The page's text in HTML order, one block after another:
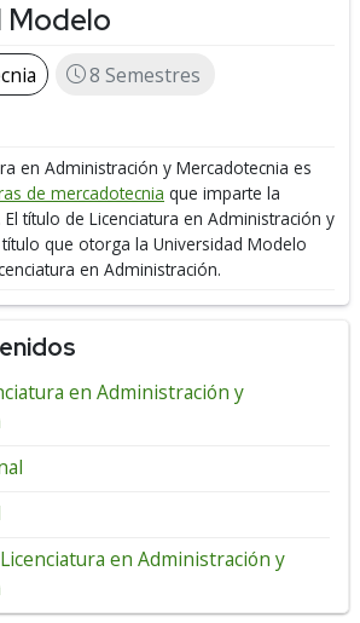
Modelo
8 Semestres
en Administración y Mercadotecnia es
de mercadotecnia que imparte la
El título de Licenciatura en Administración y
que otorga la Universidad Modelo
en Administración.
en Administración y
en Administración y